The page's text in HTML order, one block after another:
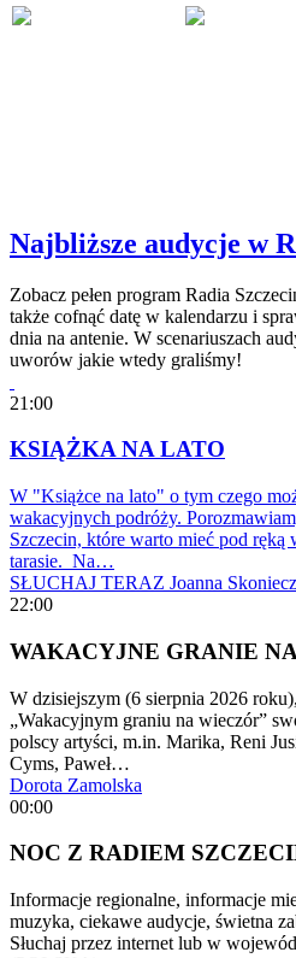
Najbliższe audycje w
Zobacz pełen program Radia
także cofnąć datę w kalendarzu i
dnia na antenie. W scenariuszach
uworów jakie wtedy graliśmy!
21:00
KSIĄŻKA NA LATO
W "Książce na lato" o tym czego
wakacyjnych podróży.
Szczecin, które warto mieć pod ręką
tarasie. Na…
SŁUCHAJ TERAZ Joanna
22:00
WAKACYJNE GRANIE
W dzisiejszym (6 sierpnia 2026
„Wakacyjnym graniu na wieczór”
polscy artyści, m.in. Marika, Reni
Cyms, Paweł…
Dorota Zamolska
00:00
NOC Z RADIEM
Informacje regionalne, informacje
muzyka, ciekawe audycje, świetna
Słuchaj przez internet lub w